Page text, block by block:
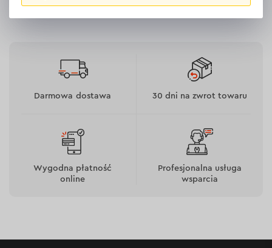
Darmowa dostawa 30 dni na zwrot towaru
Wygodna płatność
online
Profesjonalna usługa
wsparcia